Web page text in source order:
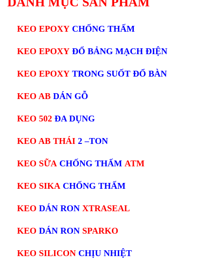
KEO EPOXY CHỐNG THẤM
KEO EPOXY ĐỔ BẢNG MẠCH ĐIỆN
KEO EPOXY TRONG SUỐT ĐỔ BÀN
KEO AB DÁN GỖ
KEO 502 ĐA DỤNG
KEO AB THÁI 2 –TON
KEO SỮA CHỐNG THẤM ATM
KEO SIKA CHỐNG THẤM
KEO DÁN RON XTRASEAL
KEO DÁN RON SPARKO
KEO SILICON CHỊU NHIỆT